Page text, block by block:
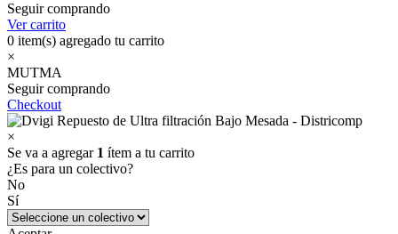
Seguir comprando
Ver carrito
0 item(s) agregado tu carrito
×
MUTMA
Seguir comprando
Checkout
×
Se va a agregar 1 ítem a tu carrito
¿Es para un colectivo?
No
Sí